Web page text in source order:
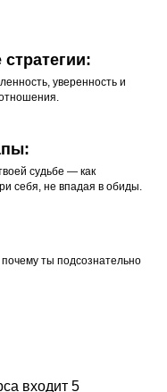
уверенность и
судьбе — как
себя, не впадая в обиды.
ты подсознательно
входит 5